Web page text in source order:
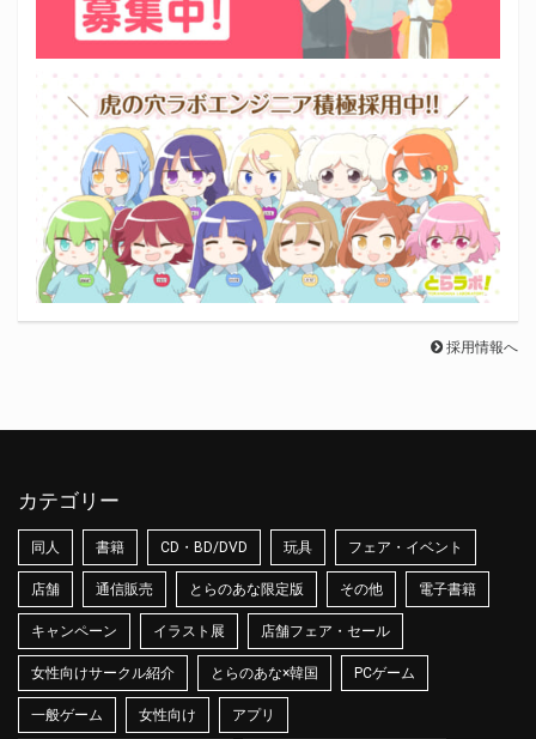
採用情報へ
カテゴリー
同人 書籍 CD・BD/DVD 玩具 フェア・イベント
店舗 通信販売 とらのあな限定版 その他 電子書籍
キャンペーン イラスト展 店舗フェア・セール
女性向けサークル紹介 とらのあな×韓国 PCゲーム
一般ゲーム 女性向け アプリ